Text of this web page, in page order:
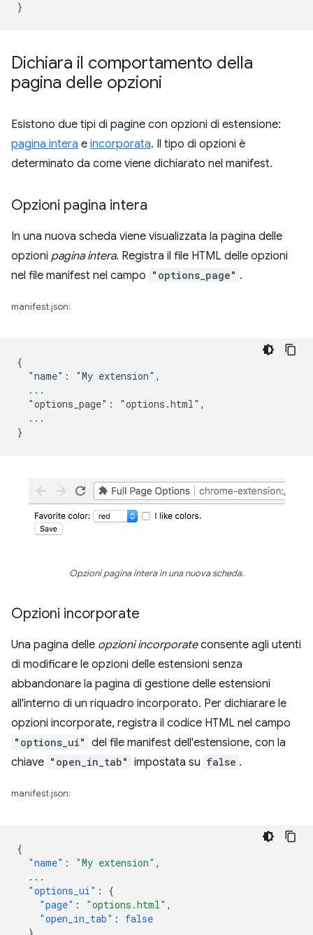
Dichiara il comportamento della
pagina delle opzioni
Esistono due tipi di pagine con opzioni di estensione:
pagina intera e incorporata. Il tipo di opzioni è
determinato da come viene dichiarato nel manifest.
Opzioni pagina intera
In una nuova scheda viene visualizzata la pagina delle
opzioni pagina intera. Registra il file HTML delle opzioni
nel file manifest nel campo "options_page" .
manifest.json:
{
  "name": "My extension",
  ...
  "options_page": "options.html",
  ...
Opzioni pagina intera in una nuova scheda.
Opzioni incorporate
Una pagina delle opzioni incorporateconsente agli utenti
di modificare le opzioni delle estensioni senza
abbandonare la pagina di gestione delle estensioni
all'interno di un riquadro incorporato. Per dichiarare le
opzioni incorporate, registra il codice HTML nel campo
"options_ui" del file manifest dell'estensione, con la
chiave "open_in_tab" impostata su false .
manifest.json:
{
"name" : "My extension" ,
...
"options_ui" :
{
"page" : "options.html" ,
"open_in_tab" :
false